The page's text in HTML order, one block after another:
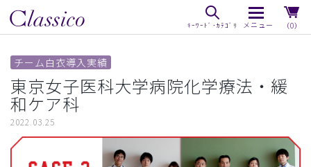
（0）
チーム白衣導入実績
東京女子医科大学病院化学療法・緩
和ケア科
2022.03.25